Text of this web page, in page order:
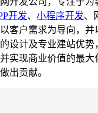
开发、 小程序开发、
客户需求为导向，并
设计及专业建站优势
实现商业价值的最大
出贡献。